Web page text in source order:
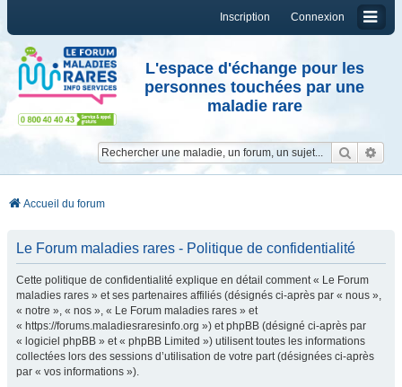
Connexion
Inscription
L'espace d'échange pour les
personnes touchées par une
maladie rare
Accueil du forum
Le Forum maladies rares - Politique de confidentialité
Cette politique de confidentialité explique en détail comment « Le Forum
maladies rares » et ses partenaires affiliés (désignés ci-après par « nous »,
« notre », « nos », « Le Forum maladies rares » et
« https://forums.maladiesraresinfo.org ») et phpBB (désigné ci-après par
« logiciel phpBB » et « phpBB Limited ») utilisent toutes les informations
collectées lors des sessions d’utilisation de votre part (désignées ci-après
par « vos informations »).